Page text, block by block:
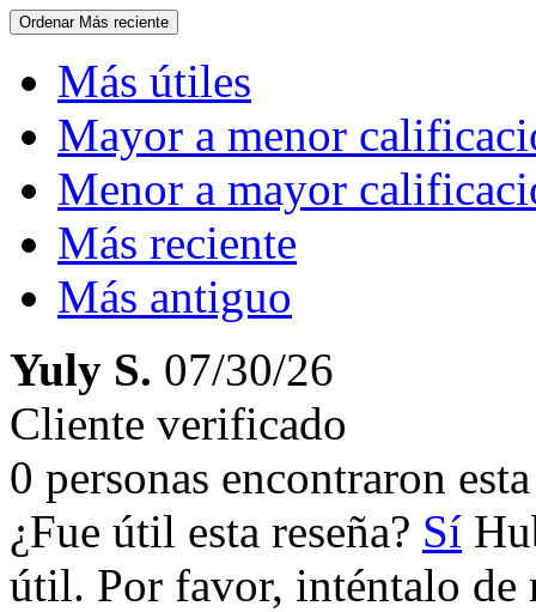
Ordenar Más reciente
Más útiles
Mayor a menor
Menor a mayor
Más reciente
Más antiguo
Yuly S. 07/30/26
Cliente verificado
0 personas encontraron
¿Fue útil esta reseña? Sí
útil. Por favor, inténtalo de